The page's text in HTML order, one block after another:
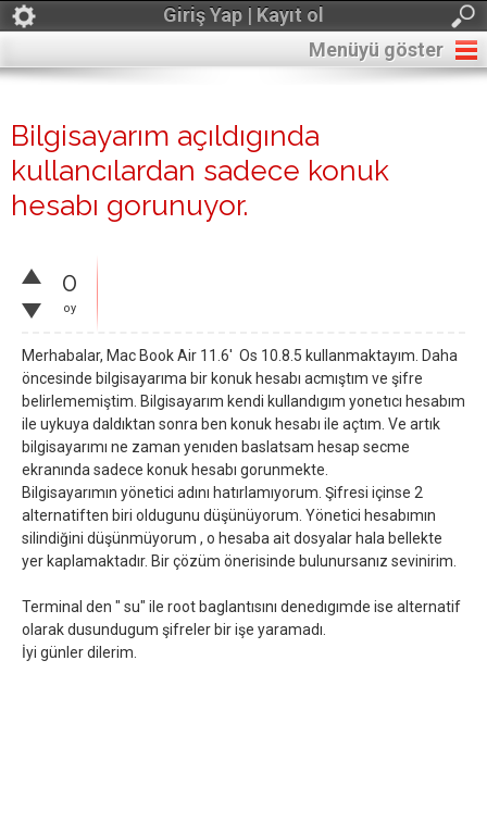
Giriş Yap | Kayıt ol
Menüyü göster
Bilgisayarım açıldıgında
kullancılardan sadece konuk
hesabı gorunuyor.
0
oy
Merhabalar, Mac Book Air 11.6' Os 10.8.5 kullanmaktayım. Daha
öncesinde bilgisayarıma bir konuk hesabı acmıştım ve şifre
belirlememiştim. Bilgisayarım kendi kullandıgım yonetıcı hesabım
ile uykuya daldıktan sonra ben konuk hesabı ile açtım. Ve artık
bilgisayarımı ne zaman yenıden baslatsam hesap secme
ekranında sadece konuk hesabı gorunmekte.
Bilgisayarımın yönetici adını hatırlamıyorum. Şifresi içinse 2
alternatiften biri oldugunu düşünüyorum. Yönetici hesabımın
silindiğini düşünmüyorum , o hesaba ait dosyalar hala bellekte
yer kaplamaktadır. Bir çözüm önerisinde bulunursanız sevinirim.
Terminal den " su" ile root baglantısını denedıgımde ise alternatif
olarak dusundugum şifreler bir işe yaramadı.
İyi günler dilerim.